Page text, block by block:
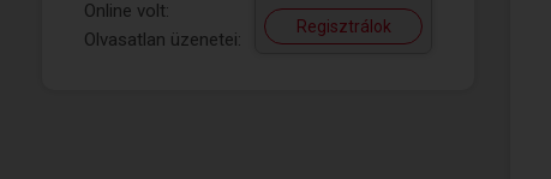
Online volt:
Olvasatlan üzenetei:
Regisztrálok